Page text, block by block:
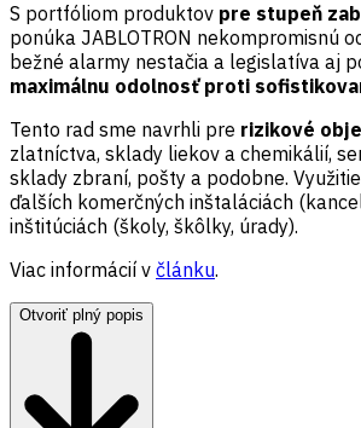
S portfóliom produktov pre stupeň
ponúka JABLOTRON nekompromisnú
bežné alarmy nestačia a legislatíva aj
maximálnu odolnosť proti
Tento rad sme navrhli pre rizikové
zlatníctva, sklady liekov a chemikálií,
sklady zbraní, pošty a podobne.
ďalších komerčných inštaláciách
inštitúciách (školy, škôlky, úrady).
Viac informácií v článku.
Otvoriť plný popis